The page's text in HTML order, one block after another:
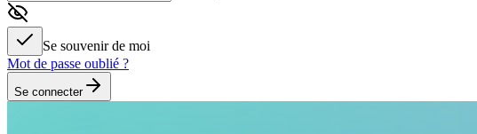
Se souvenir de moi
Mot de passe oublié ?
Se connecter